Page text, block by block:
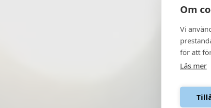
Om
Vi
för att
Läs mer